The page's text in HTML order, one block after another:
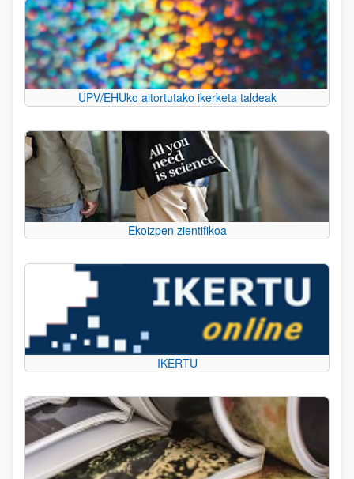
UPV/EHUko aitortutako ikerketa taldeak
Ekoizpen zientifikoa
IKERTU